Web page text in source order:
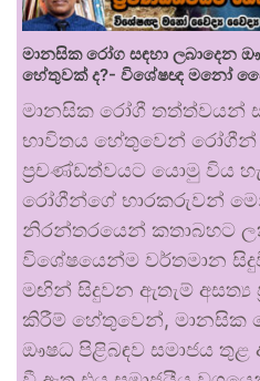
මානසික රෝග සඳහා ලබාදෙන
හේතුවක් ද?- විශේෂඥ මනෝ
මානසික රෝගී තත්ත්වයන්
භාවිතය හේතුවෙන් රෝගීන්
ප්‍රචණ්ඩත්වයට යොමු විය
රෝගීන්ගේ භාරකරුවන්
නිරන්තරයෙන් කතාබහට
විශේෂයෙන්ම වර්තමාන
මඟින් සිදුවන ඇතැම් අසත්‍ය
කිරීම් හේතුවෙන්, මානසික
ඖෂධ පිළිබඳව සමාජය